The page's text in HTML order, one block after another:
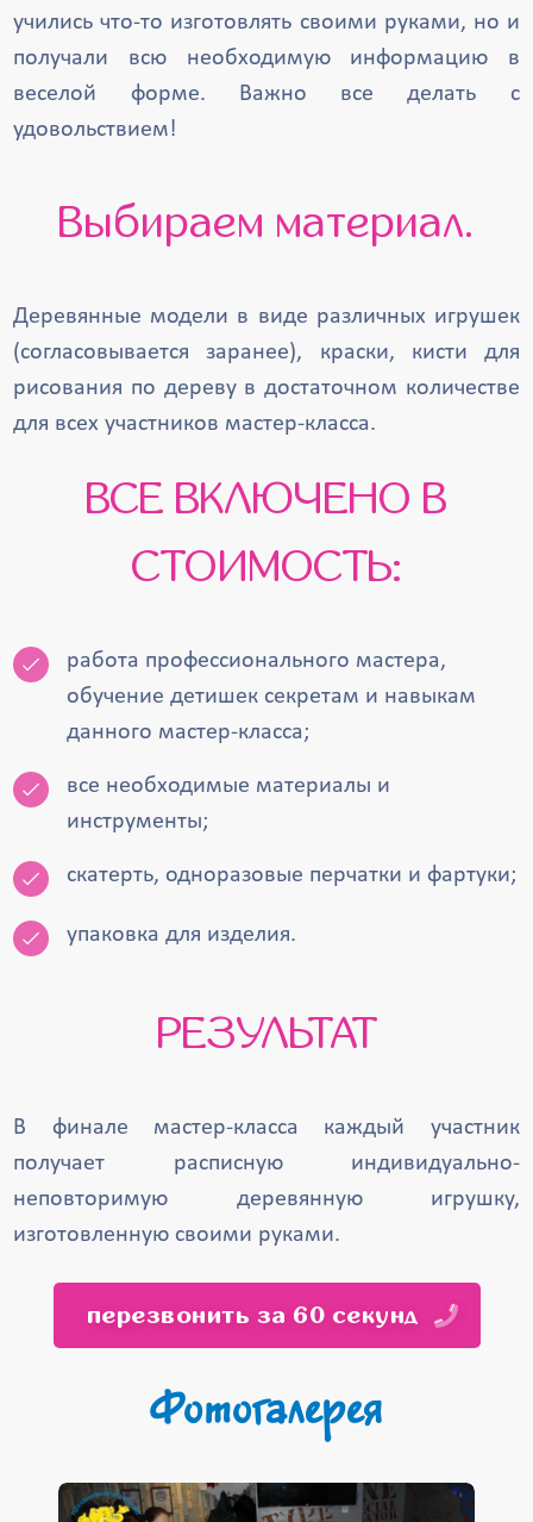
учились что-то изготовлять своими руками, но и
получали всю необходимую информацию в
веселой форме. Важно все делать с
удовольствием!
Выбираем материал.
Деревянные модели в виде различных игрушек
(согласовывается заранее), краски, кисти для
рисования по дереву в достаточном количестве
для всех участников мастер-класса.
ВСЕ ВКЛЮЧЕНО В
СТОИМОСТЬ:
работа профессионального мастера,
обучение детишек секретам и навыкам
данного мастер-класса;
все необходимые материалы и
инструменты;
скатерть, одноразовые перчатки и фартуки;
упаковка для изделия.
РЕЗУЛЬТАТ
В финале мастер-класса каждый участник
получает расписную индивидуально-
неповторимую деревянную игрушку,
изготовленную своими руками.
перезвонить за 60 секунд
Фотогалерея